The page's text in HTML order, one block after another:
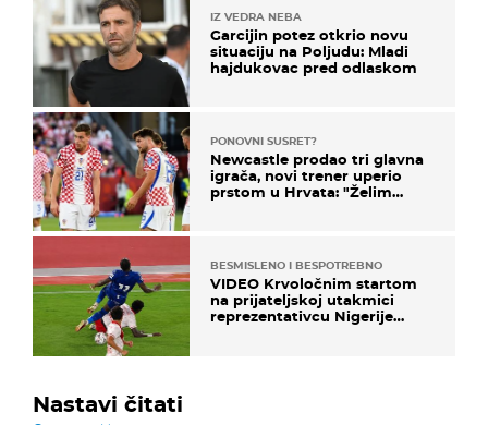
IZ VEDRA NEBA
Garcijin potez otkrio novu
situaciju na Poljudu: Mladi
hajdukovac pred odlaskom
PONOVNI SUSRET?
Newcastle prodao tri glavna
igrača, novi trener uperio
prstom u Hrvata: "Želim
BESMISLENO I BESPOTREBNO
VIDEO Krvoločnim startom
na prijateljskoj utakmici
reprezentativcu Nigerije
Nastavi čitati